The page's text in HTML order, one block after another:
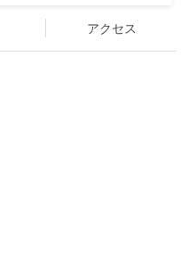
アクセス